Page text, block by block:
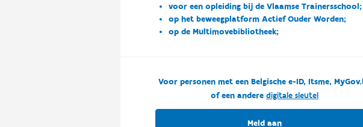
voor een opleiding bij de Vlaamse Trainersschool;
op het beweegplatform Actief Ouder Worden;
op de Multimovebibliotheek;
Voor personen met een Belgische e-ID, Itsme,
of een andere digitale sleutel
Meld aan